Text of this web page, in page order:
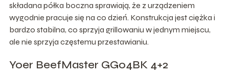
składana półka boczna sprawiają, że z urządzeniem
wygodnie pracuje się na co dzień. Konstrukcja jest ciężka i
bardzo stabilna, co sprzyja grillowaniu w jednym miejscu,
ale nie sprzyja częstemu przestawianiu.
Yoer BeefMaster GG04BK 4+2